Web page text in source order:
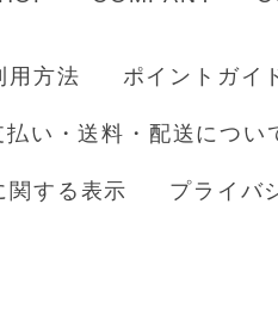
用方法 ポイントガイ
払い・送料・配送につい
関する表示 プライバ